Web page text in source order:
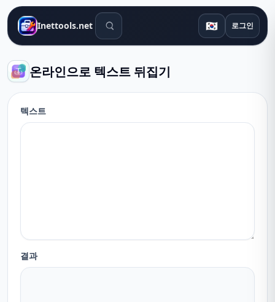
Inettools.net 검색 도구 🇰🇷 로그인
온라인으로 텍스트 뒤집기
텍스트
결과